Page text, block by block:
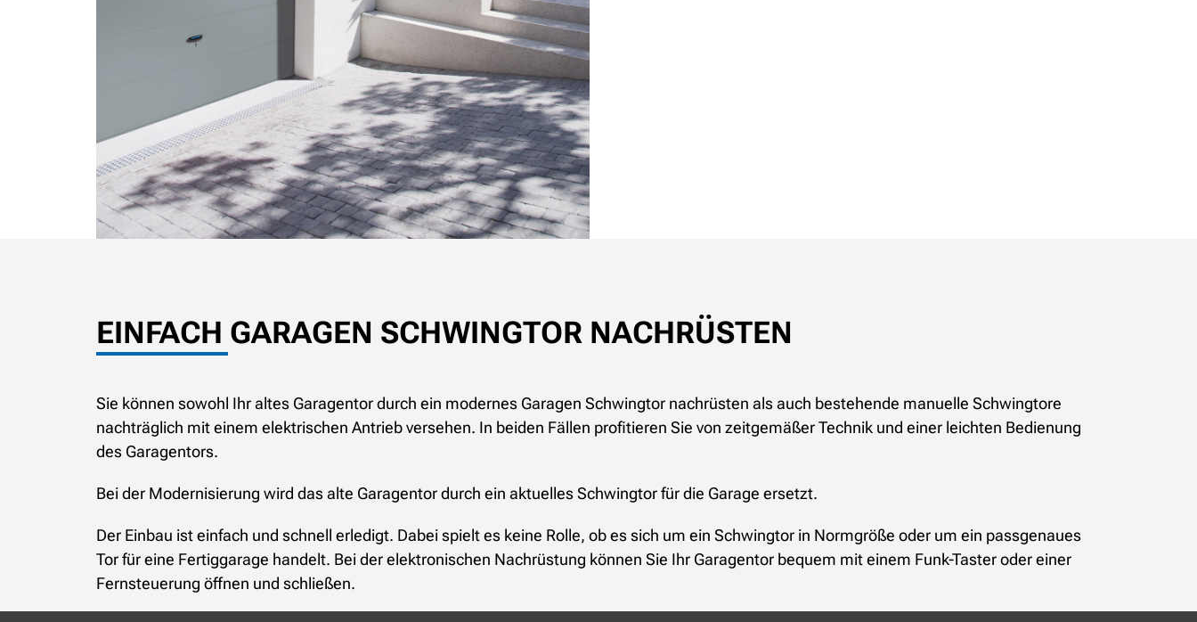
EINFACH GARAGEN SCHWINGTOR NACHRÜSTEN
Sie können sowohl Ihr altes Garagentor durch ein modernes Garagen Schwingtor nachrüsten als auch bestehende manuelle Schwingtore
nachträglich mit einem elektrischen Antrieb versehen. In beiden Fällen profitieren Sie von zeitgemäßer Technik und einer leichten Bedienung
des Garagentors.
Bei der Modernisierung wird das alte Garagentor durch ein aktuelles Schwingtor für die Garage ersetzt.
Der Einbau ist einfach und schnell erledigt. Dabei spielt es keine Rolle, ob es sich um ein Schwingtor in Normgröße oder um ein passgenaues
Tor für eine Fertiggarage handelt. Bei der elektronischen Nachrüstung können Sie Ihr Garagentor bequem mit einem Funk-Taster oder einer
Fernsteuerung öffnen und schließen.